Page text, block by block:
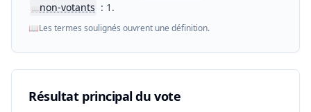
📖non-votants : 1.
📖Les termes soulignés ouvrent une définition.
Résultat principal du vote